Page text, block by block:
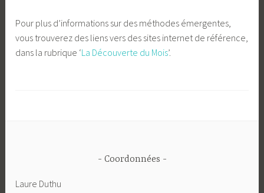
Pour plus d’informations sur des méthodes émergentes,
vous trouverez des liens vers des sites internet de référence,
dans la rubrique ‘La Découverte du Mois’.
Coordonnées
Laure Duthu